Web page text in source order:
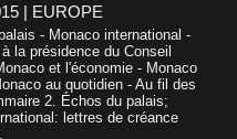
| EUROPE
- Monaco international -
la présidence du Conseil
et l'économie - Monaco
au quotidien - Au fil des
2. Échos du palais;
lettres de créance